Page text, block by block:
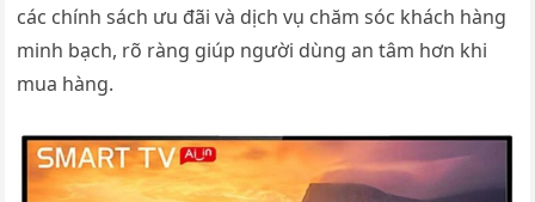
các chính sách ưu đãi và dịch vụ chăm sóc khách hàng
minh bạch, rõ ràng giúp người dùng an tâm hơn khi
mua hàng.